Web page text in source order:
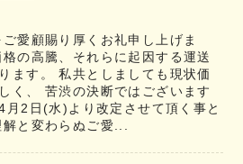
愛顧賜り厚くお礼申し上げま
の高騰、それらに起因する運送
ます。 私共としましても現状価
く、 苦渋の決断ではございます
月2日(水)より改定させて頂く事と
と変わらぬご愛...